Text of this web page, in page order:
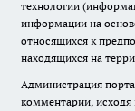
технологии
информации на
относящихся к
находящихся на
Администрация
комментарии, исходя